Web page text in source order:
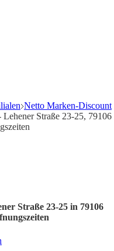
Netto Marken-Discount
Straße 23-25, 79106
Straße 23-25 in 79106